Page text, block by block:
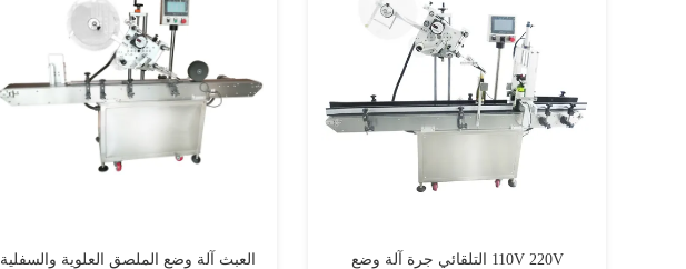
العبث آلة وضع الملصق العلوية والسفلية
110V 220V التلقائي جرة آلة وضع